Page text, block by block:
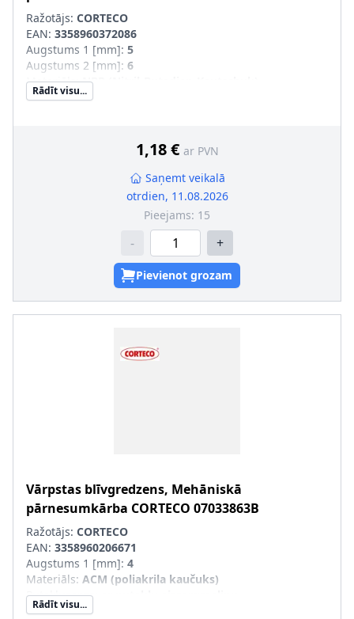
Ražotājs: CORTECO
EAN: 3358960372086
Augstums 1 [mm]: 5
Augstums 2 [mm]: 6
Materiāls:NBR (Nitril-Butadien-Kautschuk)
Putekļusargs
Rādīt visu...
1,18 € ar PVN
Saņemt veikalā
otrdien, 11.08.2026
Pieejams: 15
- +
Pievienot grozam
Vārpstas blīvgredzens, Mehāniskā
pārnesumkārba CORTECO 07033863B
Ražotājs: CORTECO
EAN: 3358960206671
Augstums 1 [mm]: 4
Materiāls: ACM (poliakrila kaučuks)
Putekļusargs
Ārējais diametrs 1 [mm]
Rādīt visu...